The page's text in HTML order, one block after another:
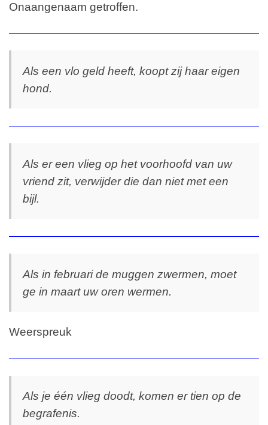
Onaangenaam getroffen.
Als een vlo geld heeft, koopt zij haar eigen
hond.
Als er een vlieg op het voorhoofd van uw
vriend zit, verwijder die dan niet met een
bijl.
Als in februari de muggen zwermen, moet
ge in maart uw oren wermen.
Weerspreuk
Als je één vlieg doodt, komen er tien op de
begrafenis.